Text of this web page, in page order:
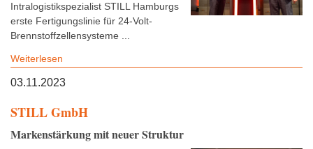
Intralogistikspezialist STILL Hamburgs
erste Fertigungslinie für 24-Volt-
Brennstoffzellensysteme ...
Weiterlesen
03.11.2023
STILL GmbH
Markenstärkung mit neuer Struktur